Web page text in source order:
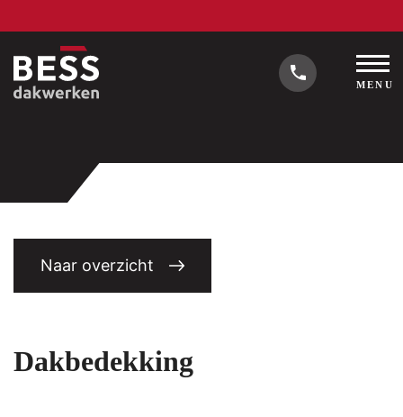
MENU
Naar overzicht
Dakbedekking